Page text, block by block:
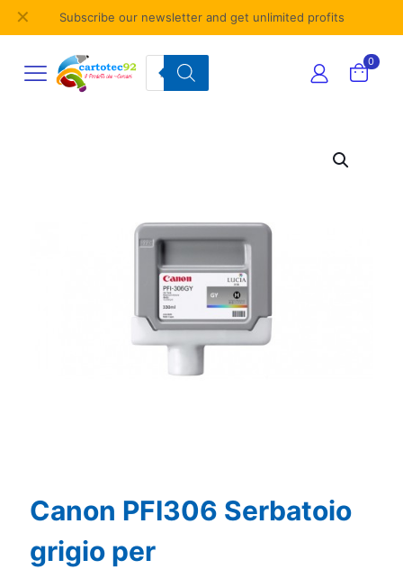
Subscribe our newsletter and get unlimited profits
✕
Products
search
0
Canon PFI306 Serbatoio
grigio per